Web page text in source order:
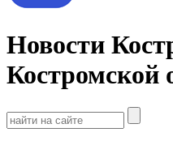
Новости
Костромской